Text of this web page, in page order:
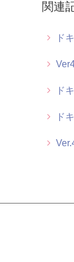
関連
ド
ド
ド